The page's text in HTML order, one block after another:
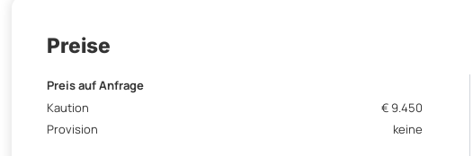
Preise
Preis auf Anfrage
Kaution
€ 9.450
Provision
keine